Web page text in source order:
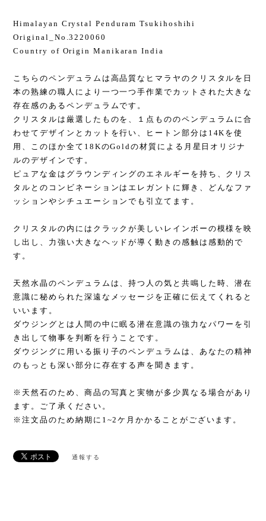
Himalayan Crystal Penduram Tsukihoshihi
Original_No.3220060
Country of Origin Manikaran India
こちらのペンデュラムは高品質なヒマラヤのクリスタルを日
本の熟練の職人により一つ一つ手作業でカットされた大きな
存在感のあるペンデュラムです。
クリスタルは厳選したものを、１点もののペンデュラムに合
わせてデザインとカットを行い、ヒートン部分は14Kを使
用、このほか全て18KのGoldの材質による月星日オリジナ
ルのデザインです。
ピュアな金はグラウンディングのエネルギーを持ち、クリス
タルとのコンビネーションはエレガントに輝き、どんなファ
ッションやシチュエーションでも引立てます。
クリスタルの内にはクラックが美しいレインボーの模様を映
し出し、力強い大きなヘッドが導く動きの感触は感動的で
す。
天然水晶のペンデュラムは、持つ人の気と共鳴した時、潜在
意識に秘められた深遠なメッセージを正確に伝えてくれると
いいます。
ダウジングとは人間の中に眠る潜在意識の強力なパワーを引
き出して物事を判断を行うことです。
ダウジングに用いる振り子のペンデュラムは、あなたの精神
のもっとも深い部分に存在する声を聞きます。
※天然石のため、商品の写真と実物が多少異なる場合があり
ます。ご了承ください。
※注文品のため納期に1~2ケ月かかることがございます。
通報する